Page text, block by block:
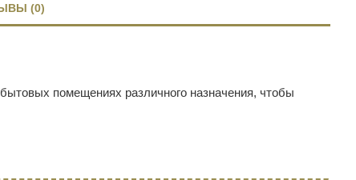
(0)
помещениях различного назначения, чтобы